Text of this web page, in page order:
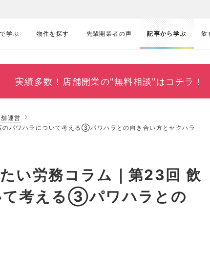
学ぶ 物件を探す 先輩開業者の声 記事から学ぶ 飲
実績多数！ 店舗開業の"無料相談"はコチラ！
運営
パワハラについて考える③パワハラとの向き合い方とセクハラ
い労務コラム｜第23回 飲
て考える③パワハラとの